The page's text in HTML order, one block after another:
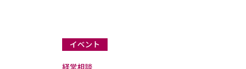
イベント
経営相談